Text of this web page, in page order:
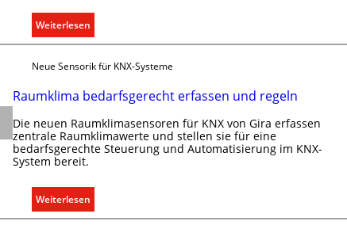
k
a
o
m
i
y
Weiterlesen:
E
n
C
i
p
f
r
a
l
Neue Sensorik für KNX-Systeme
Raumklima bedarfsgerecht erfassen und regeln
Die neuen Raumklimasensoren für KNX von Gira erfassen
zentrale Raumklimawerte und stellen sie für eine
bedarfsgerechte Steuerung und Automatisierung im KNX-
System bereit.
Weiterlesen:
R